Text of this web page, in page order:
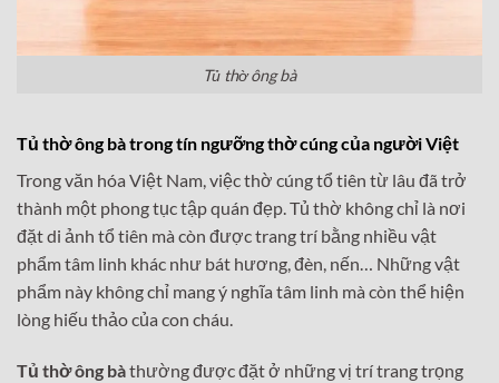
Tủ thờ ông bà
Tủ thờ ông bàtrong tín ngưỡng thờ cúng của người Việt
Trong văn hóa Việt Nam, việc thờ cúng tổ tiên từ lâu đã trở
thành một phong tục tập quán đẹp. Tủ thờ không chỉ là nơi
đặt di ảnh tổ tiên mà còn được trang trí bằng nhiều vật
phẩm tâm linh khác như bát hương, đèn, nến… Những vật
phẩm này không chỉ mang ý nghĩa tâm linh mà còn thể hiện
lòng hiếu thảo của con cháu.
Tủ thờ ông bàthường được đặt ở những vị trí trang trọng